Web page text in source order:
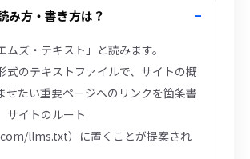
方・書き方は？
ムズ・テキスト」と読みます。
式のテキストファイルで、サイトの概
せたい重要ページへのリンクを箇条書
サイトのルート
llms.txt）に置くことが提案され